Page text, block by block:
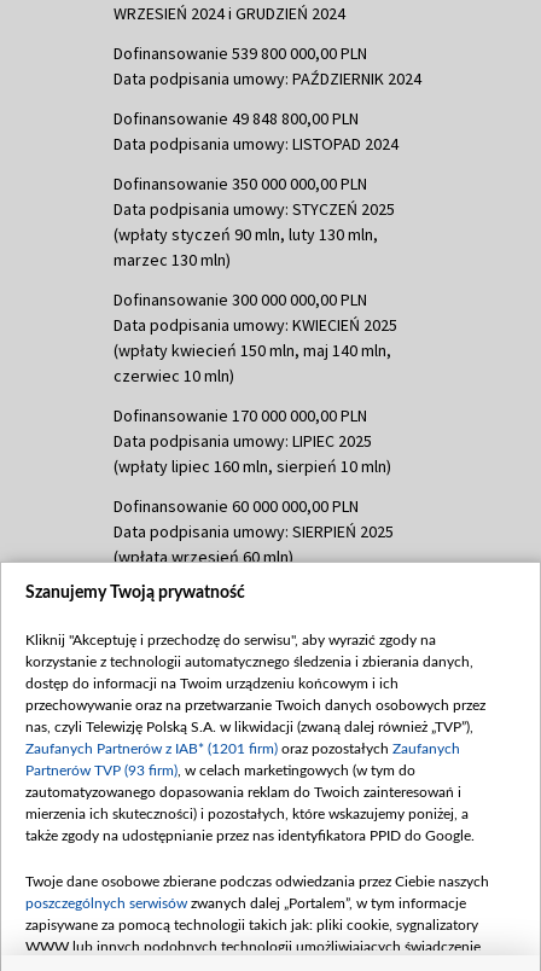
WRZESIEŃ 2024 i GRUDZIEŃ 2024
Dofinansowanie 539 800 000,00 PLN
Data podpisania umowy: PAŹDZIERNIK 2024
Dofinansowanie 49 848 800,00 PLN
Data podpisania umowy: LISTOPAD 2024
Dofinansowanie 350 000 000,00 PLN
Data podpisania umowy: STYCZEŃ 2025
(wpłaty styczeń 90 mln, luty 130 mln,
marzec 130 mln)
Dofinansowanie 300 000 000,00 PLN
Data podpisania umowy: KWIECIEŃ 2025
(wpłaty kwiecień 150 mln, maj 140 mln,
czerwiec 10 mln)
Dofinansowanie 170 000 000,00 PLN
Data podpisania umowy: LIPIEC 2025
(wpłaty lipiec 160 mln, sierpień 10 mln)
Dofinansowanie 60 000 000,00 PLN
Data podpisania umowy: SIERPIEŃ 2025
(wpłata wrzesień 60 mln)
Dofinansowanie 635 783 051,21 PLN
(wpłata wrzesień 100 mln, październik 350
mln, listopad 265 mln)
Dofinansowanie 48 862 000,00 PLN
Data podpisania umowy: GRUDZIEŃ 2025
(wpłata grudzień 60,548 mln)
Dofinansowanie 900 000 000,00 PLN
Data podpisania umowy: LUTY 2026 (wpłata
kwiecień 180 mln, 7 maja 180 mln, 8
czerwca 90 mln)
Dofinansowanie 250 000 000,00 PLN
Szanujemy Twoją prywatność
Kliknij "Akceptuję i przechodzę do serwisu", aby wyrazić zgody na
korzystanie z technologii automatycznego śledzenia i zbierania danych,
dostęp do informacji na Twoim urządzeniu końcowym i ich
przechowywanie oraz na przetwarzanie Twoich danych osobowych przez
nas, czyli Telewizję Polską S.A. w likwidacji (zwaną dalej również „TVP”),
Zaufanych Partnerów z IAB* (1201 firm) oraz pozostałych Zaufanych
Partnerów TVP (93 firm) , w celach marketingowych (w tym do
zautomatyzowanego dopasowania reklam do Twoich zainteresowań i
mierzenia ich skuteczności) i pozostałych, które wskazujemy poniżej, a
także zgody na udostępnianie przez nas identyfikatora PPID do Google.
Twoje dane osobowe zbierane podczas odwiedzania przez Ciebie naszych
poszczególnych serwisów zwanych dalej „Portalem”, w tym informacje
zapisywane za pomocą technologii takich jak: pliki cookie, sygnalizatory
WWW lub innych podobnych technologii umożliwiających świadczenie